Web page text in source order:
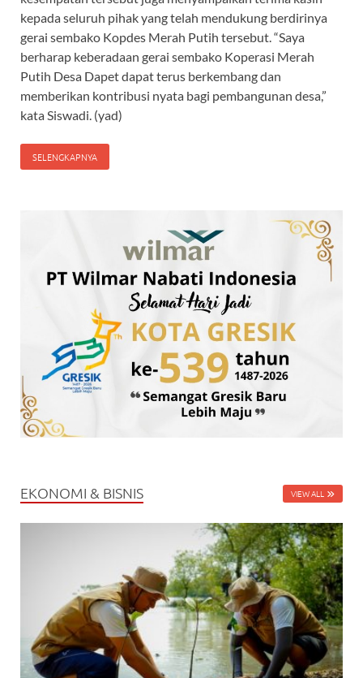
kepada seluruh pihak yang telah mendukung berdirinya
gerai sembako Kopdes Merah Putih tersebut. “Saya
berharap keberadaan gerai sembako Koperasi Merah
Putih Desa Dapet dapat terus berkembang dan
memberikan kontribusi nyata bagi pembangunan desa,”
kata Siswadi. (yad)
SELENGKAPNYA
EKONOMI & BISNIS VIEW ALL